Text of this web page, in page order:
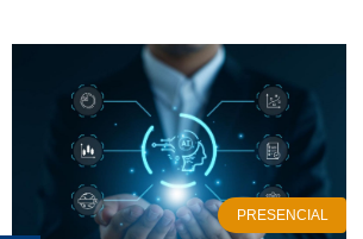
PRESENCIAL